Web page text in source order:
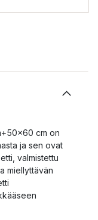
cm on
ja sen ovat
valmistettu
miellyttävän